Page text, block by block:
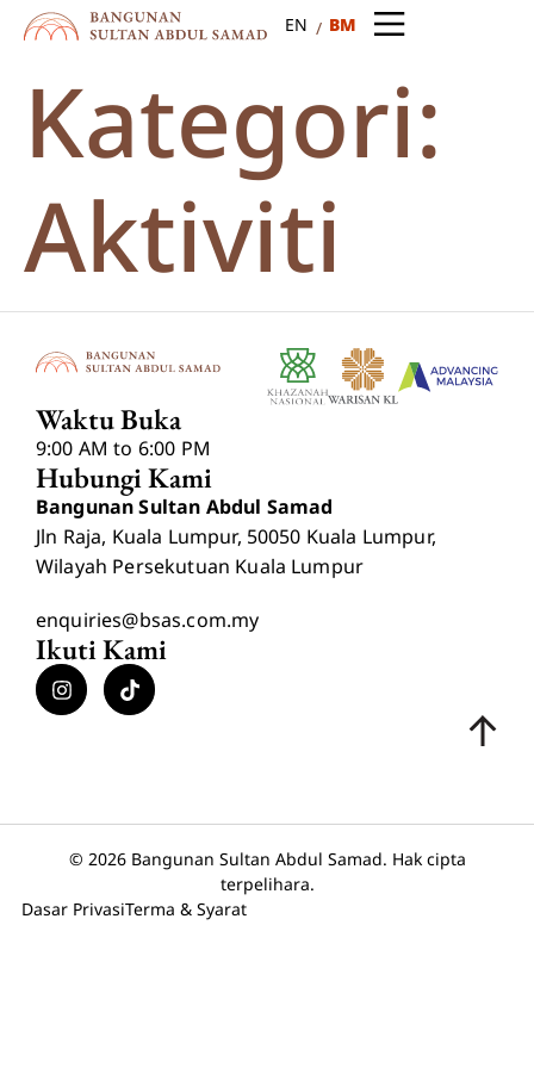
EN BM
Kategori:
Aktiviti
Waktu Buka
9:00 AM to 6:00 PM
Hubungi Kami
Bangunan Sultan Abdul Samad
Jln Raja, Kuala Lumpur, 50050 Kuala Lumpur,
Wilayah Persekutuan Kuala Lumpur
enquiries@bsas.com.my
Ikuti Kami
© 2026 Bangunan Sultan Abdul Samad. Hak cipta
terpelihara.
Dasar PrivasiTerma & Syarat